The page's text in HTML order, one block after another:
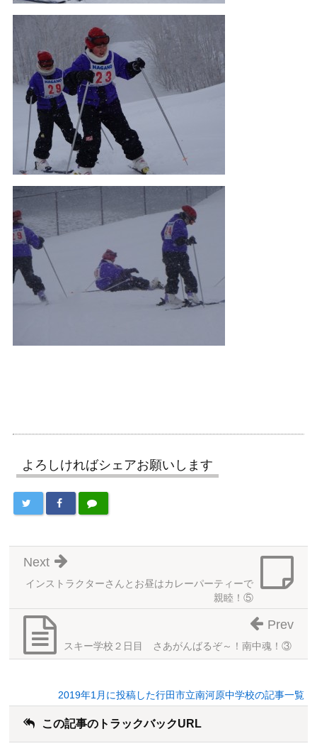
よろしければシェアお願いします
インストラクターさんとお昼はカレーパーティーで
親睦！⑤
Next
スキー学校２日目 さあがんばるぞ～！南中魂！③
Prev
2019年1月に投稿した行田市立南河原中学校の記事一覧
この記事のトラックバックURL